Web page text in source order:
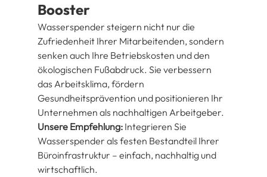
Booster
Wasserspender steigern nicht nur die
Zufriedenheit Ihrer Mitarbeitenden, sondern
senken auch Ihre Betriebskosten und den
ökologischen Fußabdruck. Sie verbessern
das Arbeitsklima, fördern
Gesundheitsprävention und positionieren Ihr
Unternehmen als nachhaltigen Arbeitgeber.
Unsere Empfehlung: Integrieren Sie
Wasserspender als festen Bestandteil Ihrer
Büroinfrastruktur – einfach, nachhaltig und
wirtschaftlich.